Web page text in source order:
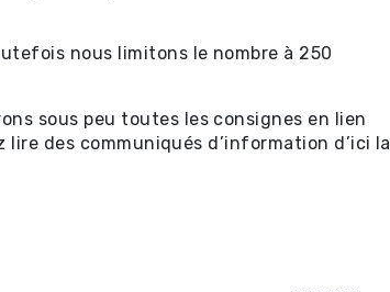
nous limitons le nombre à 250
sous peu toutes les consignes en lien
des communiqués d’information d’ici la